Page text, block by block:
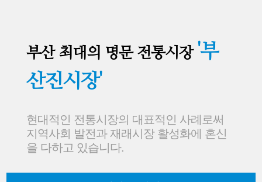
부산 최대의 명문 전통시장 '부
산진시장'
현대적인 전통시장의 대표적인 사례로써
지역사회 발전과 재래시장 활성화에 혼신
을 다하고 있습니다.